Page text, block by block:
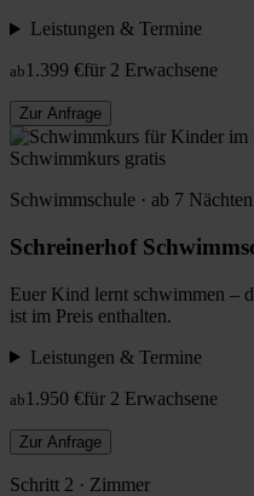
Leistungen & Termine
ab 1.399 €für 2 Erwachsene
Zur Anfrage
Schwimmkurs gratis
Schwimmschule · ab 7 Nächten
Schreinerhof
Euer Kind lernt schwimmen –
ist im Preis enthalten.
Leistungen & Termine
ab 1.950 €für 2 Erwachsene
Zur Anfrage
Schritt 2 · Zimmer